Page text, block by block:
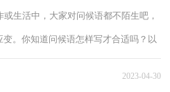
生活中，大家对问候语都不陌生吧，
。你知道问候语怎样写才合适吗？以
2023-04-30